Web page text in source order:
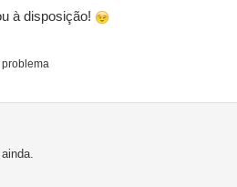
à disposição!